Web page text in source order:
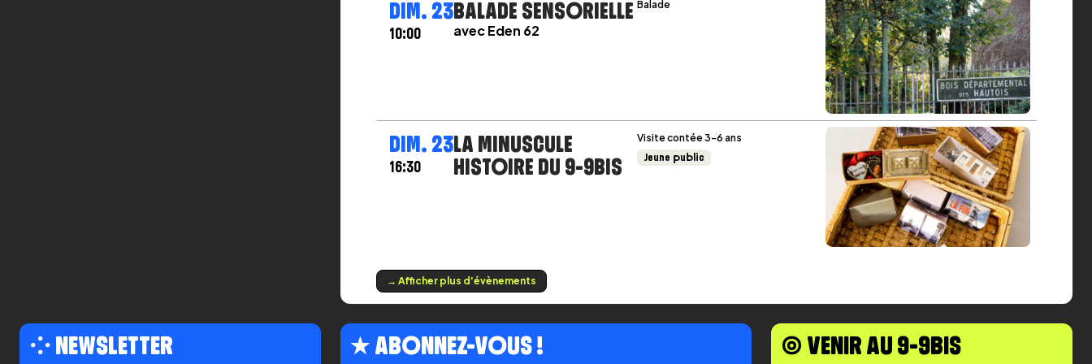
DIM. 23
10:00
BALADE SENSORIELLE
avec Eden 62
Balade
DIM. 23
16:30
LA MINUSCULE
HISTOIRE DU 9-9BIS
Visite contée 3-6 ans
Jeune public
→ Afficher plus d'évènements
⁘ NEWSLETTER ★ ABONNEZ-VOUS ! ◉ VENIR AU 9-9BIS